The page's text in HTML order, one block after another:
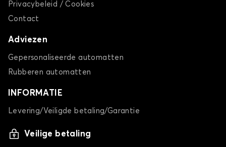
Privacybeleid / Cookies
Contact
Adviezen
Gepersonaliseerde automatten
Rubberen automatten
INFORMATIE
Levering/Veiligde betaling/Garantie
Veilige betaling